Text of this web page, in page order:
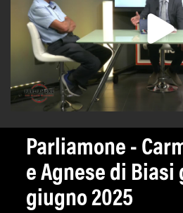
Parliamone -
e Agnese di Biasi
giugno 2025